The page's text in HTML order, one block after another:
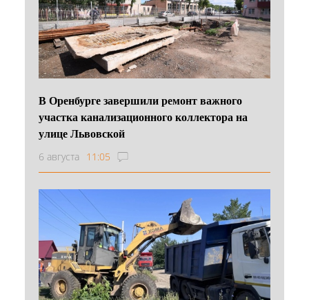
В Оренбурге завершили ремонт важного
участка канализационного коллектора на
улице Львовской
6 августа 11:05